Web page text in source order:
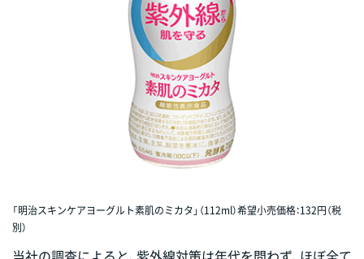
「明治スキンケアヨーグルト素肌のミカタ」（112ml）希望小売価格：132円（税
別）